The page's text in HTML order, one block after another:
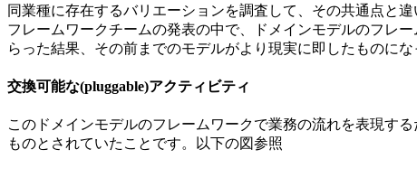
同業種に存在するバリエーションを調査して、その共通点と
フレームワークチームの発表の中で、ドメインモデルのフレ
らった結果、その前までのモデルがより現実に即したものにな
交換可能な(pluggable)アクティビティ
このドメインモデルのフレームワークで業務の流れを表現す
ものとされていたことです。以下の図参照